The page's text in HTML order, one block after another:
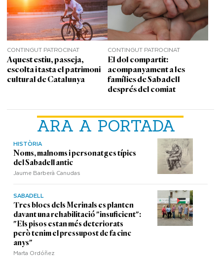
ARA A PORTADA
HISTÒRIA
Noms, malnoms i personatges típics
del Sabadell antic
Jaume Barberà Canudas
SABADELL
Tres blocs dels Merinals es planten
davant una rehabilitació "insuficient":
"Els pisos estan més deteriorats
però tenim el pressupost de fa cinc
anys"
Marta Ordóñez
CONTINGUT PATROCINAT
Aquest estiu, passeja,
escolta i tasta el patrimoni
cultural de Catalunya
CONTINGUT PATROCINAT
El dol compartit:
acompanyament a les
famílies de Sabadell
després del comiat